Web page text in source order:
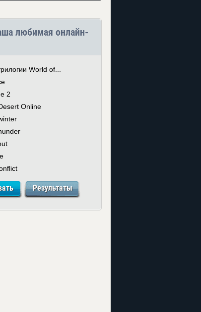
любимая онлайн-
World of...
2
Online